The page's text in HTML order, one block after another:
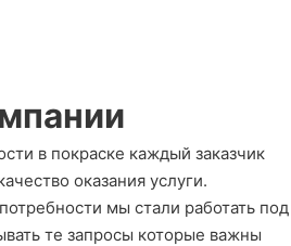
в покраске каждый заказчик
оказания услуги.
мы стали работать под
те запросы которые важны